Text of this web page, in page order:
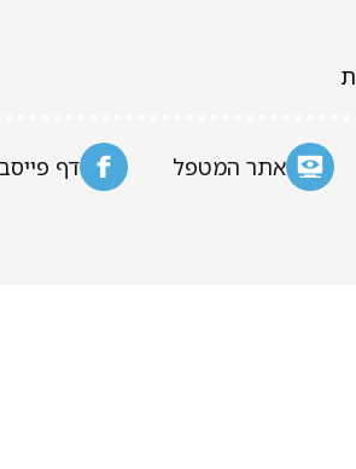
אתר המטפל דף